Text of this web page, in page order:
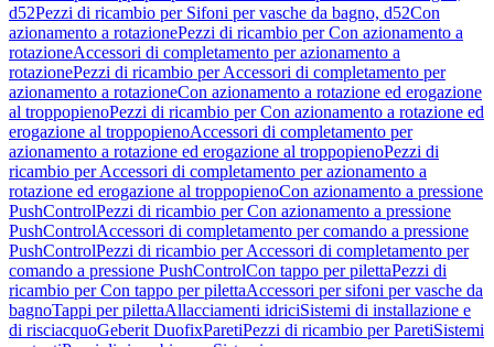
d52Pezzi di ricambio per Sifoni per vasche da bagno, d52Con
azionamento a rotazionePezzi di ricambio per Con azionamento a
rotazioneAccessori di completamento per azionamento a
rotazionePezzi di ricambio per Accessori di completamento per
azionamento a rotazioneCon azionamento a rotazione ed erogazione
al troppopienoPezzi di ricambio per Con azionamento a rotazione ed
erogazione al troppopienoAccessori di completamento per
azionamento a rotazione ed erogazione al troppopienoPezzi di
ricambio per Accessori di completamento per azionamento a
rotazione ed erogazione al troppopienoCon azionamento a pressione
PushControlPezzi di ricambio per Con azionamento a pressione
PushControlAccessori di completamento per comando a pressione
PushControlPezzi di ricambio per Accessori di completamento per
comando a pressione PushControlCon tappo per pilettaPezzi di
ricambio per Con tappo per pilettaAccessori per sifoni per vasche da
bagnoTappi per pilettaAllacciamenti idriciSistemi di installazione e
di risciacquoGeberit DuofixParetiPezzi di ricambio per ParetiSistemi